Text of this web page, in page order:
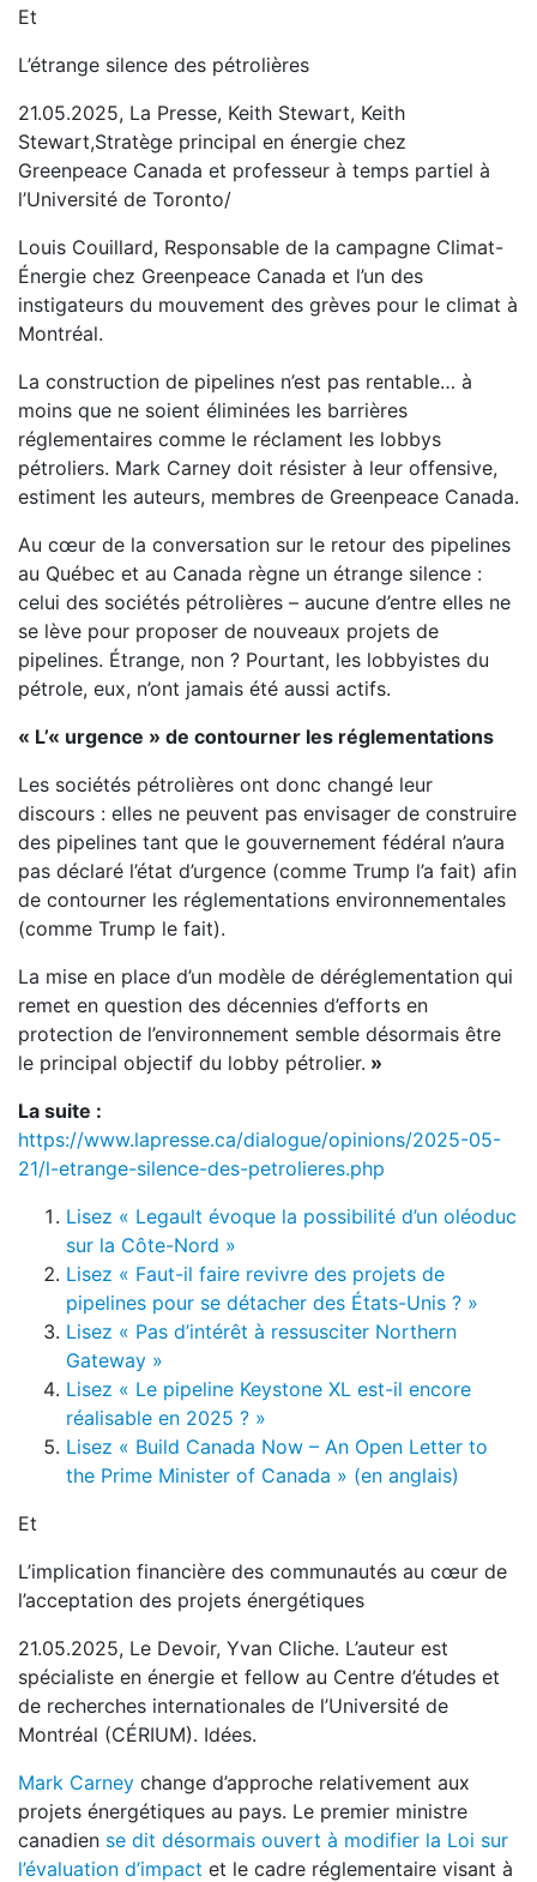
Et
L’étrange silence des pétrolières
21.05.2025, La Presse, Keith Stewart, Keith
Stewart,Stratège principal en énergie chez
Greenpeace Canada et professeur à temps partiel à
l’Université de Toronto/
Louis Couillard, Responsable de la campagne Climat-
Énergie chez Greenpeace Canada et l’un des
instigateurs du mouvement des grèves pour le climat à
Montréal.
La construction de pipelines n’est pas rentable… à
moins que ne soient éliminées les barrières
réglementaires comme le réclament les lobbys
pétroliers. Mark Carney doit résister à leur offensive,
estiment les auteurs, membres de Greenpeace Canada.
Au cœur de la conversation sur le retour des pipelines
au Québec et au Canada règne un étrange silence :
celui des sociétés pétrolières – aucune d’entre elles ne
se lève pour proposer de nouveaux projets de
pipelines. Étrange, non ? Pourtant, les lobbyistes du
pétrole, eux, n’ont jamais été aussi actifs.
« L’« urgence » de contourner les réglementations
Les sociétés pétrolières ont donc changé leur
discours : elles ne peuvent pas envisager de construire
des pipelines tant que le gouvernement fédéral n’aura
pas déclaré l’état d’urgence (comme Trump l’a fait) afin
de contourner les réglementations environnementales
(comme Trump le fait).
La mise en place d’un modèle de déréglementation qui
remet en question des décennies d’efforts en
protection de l’environnement semble désormais être
le principal objectif du lobby pétrolier. »
La suite :
https://www.lapresse.ca/dialogue/opinions/2025-05-
21/l-etrange-silence-des-petrolieres.php
Lisez « Legault évoque la possibilité d’un oléoduc
sur la Côte-Nord »
Lisez « Faut-il faire revivre des projets de
pipelines pour se détacher des États-Unis ? »
Lisez « Pas d’intérêt à ressusciter Northern
Gateway »
Lisez « Le pipeline Keystone XL est-il encore
réalisable en 2025 ? »
Lisez « Build Canada Now – An Open Letter to
the Prime Minister of Canada » (en anglais)
Et
L’implication financière des communautés au cœur de
l’acceptation des projets énergétiques
21.05.2025, Le Devoir, Yvan Cliche. L’auteur est
spécialiste en énergie et fellow au Centre d’études et
de recherches internationales de l’Université de
Montréal (CÉRIUM). Idées.
Mark Carney change d’approche relativement aux
projets énergétiques au pays. Le premier ministre
canadien se dit désormais ouvert à modifier la Loi sur
l’évaluation d’impact et le cadre réglementaire visant à